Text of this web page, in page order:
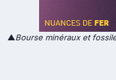
▲Bourse minéraux et